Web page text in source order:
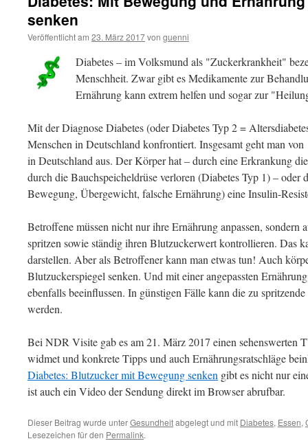
senken
Veröffentlicht am 23. März 2017von guenni
Diabetes – im Volksmund als "Zuckerkrankheit"
Menschheit. Zwar gibt es Medikamente zur
Ernährung kann extrem helfen und sogar zur
Mit der Diagnose Diabetes (oder Diabetes Typ 2 =
Menschen in Deutschland konfrontiert. Insgesamt geht man
in Deutschland aus. Der Körper hat – durch eine Erkrankung
durch die Bauchspeicheldrüse verloren (Diabetes Typ 1) – oder
Bewegung, Übergewicht, falsche Ernährung) eine Insulin-
Betroffene müssen nicht nur ihre Ernährung anpassen, sondern
spritzen sowie ständig ihren Blutzuckerwert kontrollieren. Das
darstellen. Aber als Betroffener kann man etwas tun! Auch
Blutzuckerspiegel senken. Und mit einer angepassten
ebenfalls beeinflussen. In günstigen Fälle kann die zu
werden.
Bei NDR Visite gab es am 21. März 2017 einen sehenswerten
widmet und konkrete Tipps und auch Ernährungsratschläge
Diabetes: Blutzucker mit Bewegung senken gibt es nicht nur
ist auch ein Video der Sendung direkt im Browser abrufbar.
Dieser Beitrag wurde unterGesundheitabgelegt und mit Diabetes, Essen,
Lesezeichen für den Permalink.